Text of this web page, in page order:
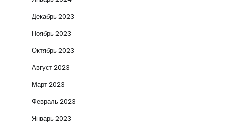
Декабрь 2023
Ноябрь 2023
Октябрь 2023
Август 2023
Март 2023
Февраль 2023
Январь 2023